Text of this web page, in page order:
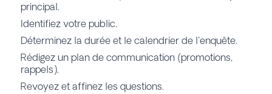
principal.
Identifiez votre public.
Déterminez la durée et le calendrier de l'enquête.
Rédigez un plan de communication (promotions,
rappels).
Revoyez et affinez les questions.